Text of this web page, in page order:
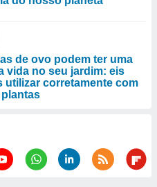
de ovo podem ter uma
vida no seu jardim: eis
utilizar corretamente com